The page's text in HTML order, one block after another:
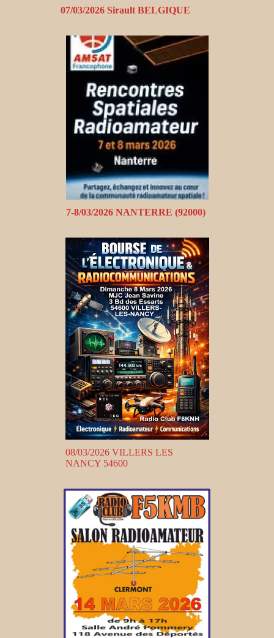
07/03/2026 Sirault BELGIQUE
7-8/03/2026 NANTERRE (92000)
08/03/2026 VILLERS LES
NANCY 54600